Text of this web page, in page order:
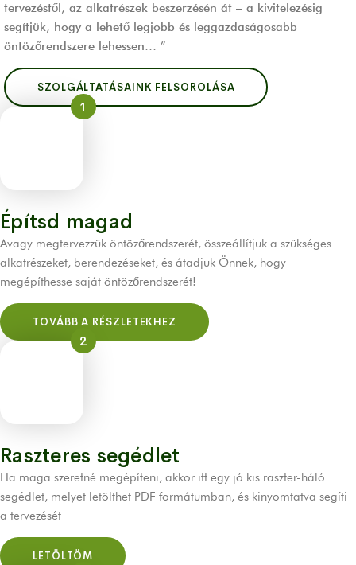
tervezéstől, az alkatrészek beszerzésén át – a kivitelezésig
segítjük, hogy a lehető legjobb és leggazdaságosabb
öntözőrendszere lehessen… ”
SZOLGÁLTATÁSAINK FELSOROLÁSA
1
Építsd magad
Avagy megtervezzük öntözőrendszerét, összeállítjuk a szükséges
alkatrészeket, berendezéseket, és átadjuk Önnek, hogy
megépíthesse saját öntözőrendszerét!
TOVÁBB A RÉSZLETEKHEZ
2
Raszteres segédlet
Ha maga szeretné megépíteni, akkor itt egy jó kis raszter-háló
segédlet, melyet letölthet PDF formátumban, és kinyomtatva segíti
a tervezését
LETÖLTÖM